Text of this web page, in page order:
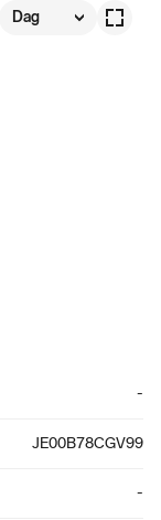
Dag
-
JE00B78CGV99
-